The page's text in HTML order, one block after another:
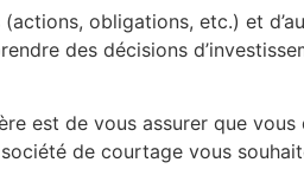
obligations, etc.) et
des décisions
est de vous assurer que vous
de courtage vous